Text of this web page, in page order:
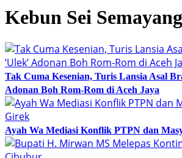
Kebun Sei Semayang
Tak Cuma Kesenian, Turis Lansia Asal
Adonan Boh Rom-Rom di Aceh Jaya
Ayah Wa Mediasi Konflik PTPN dan